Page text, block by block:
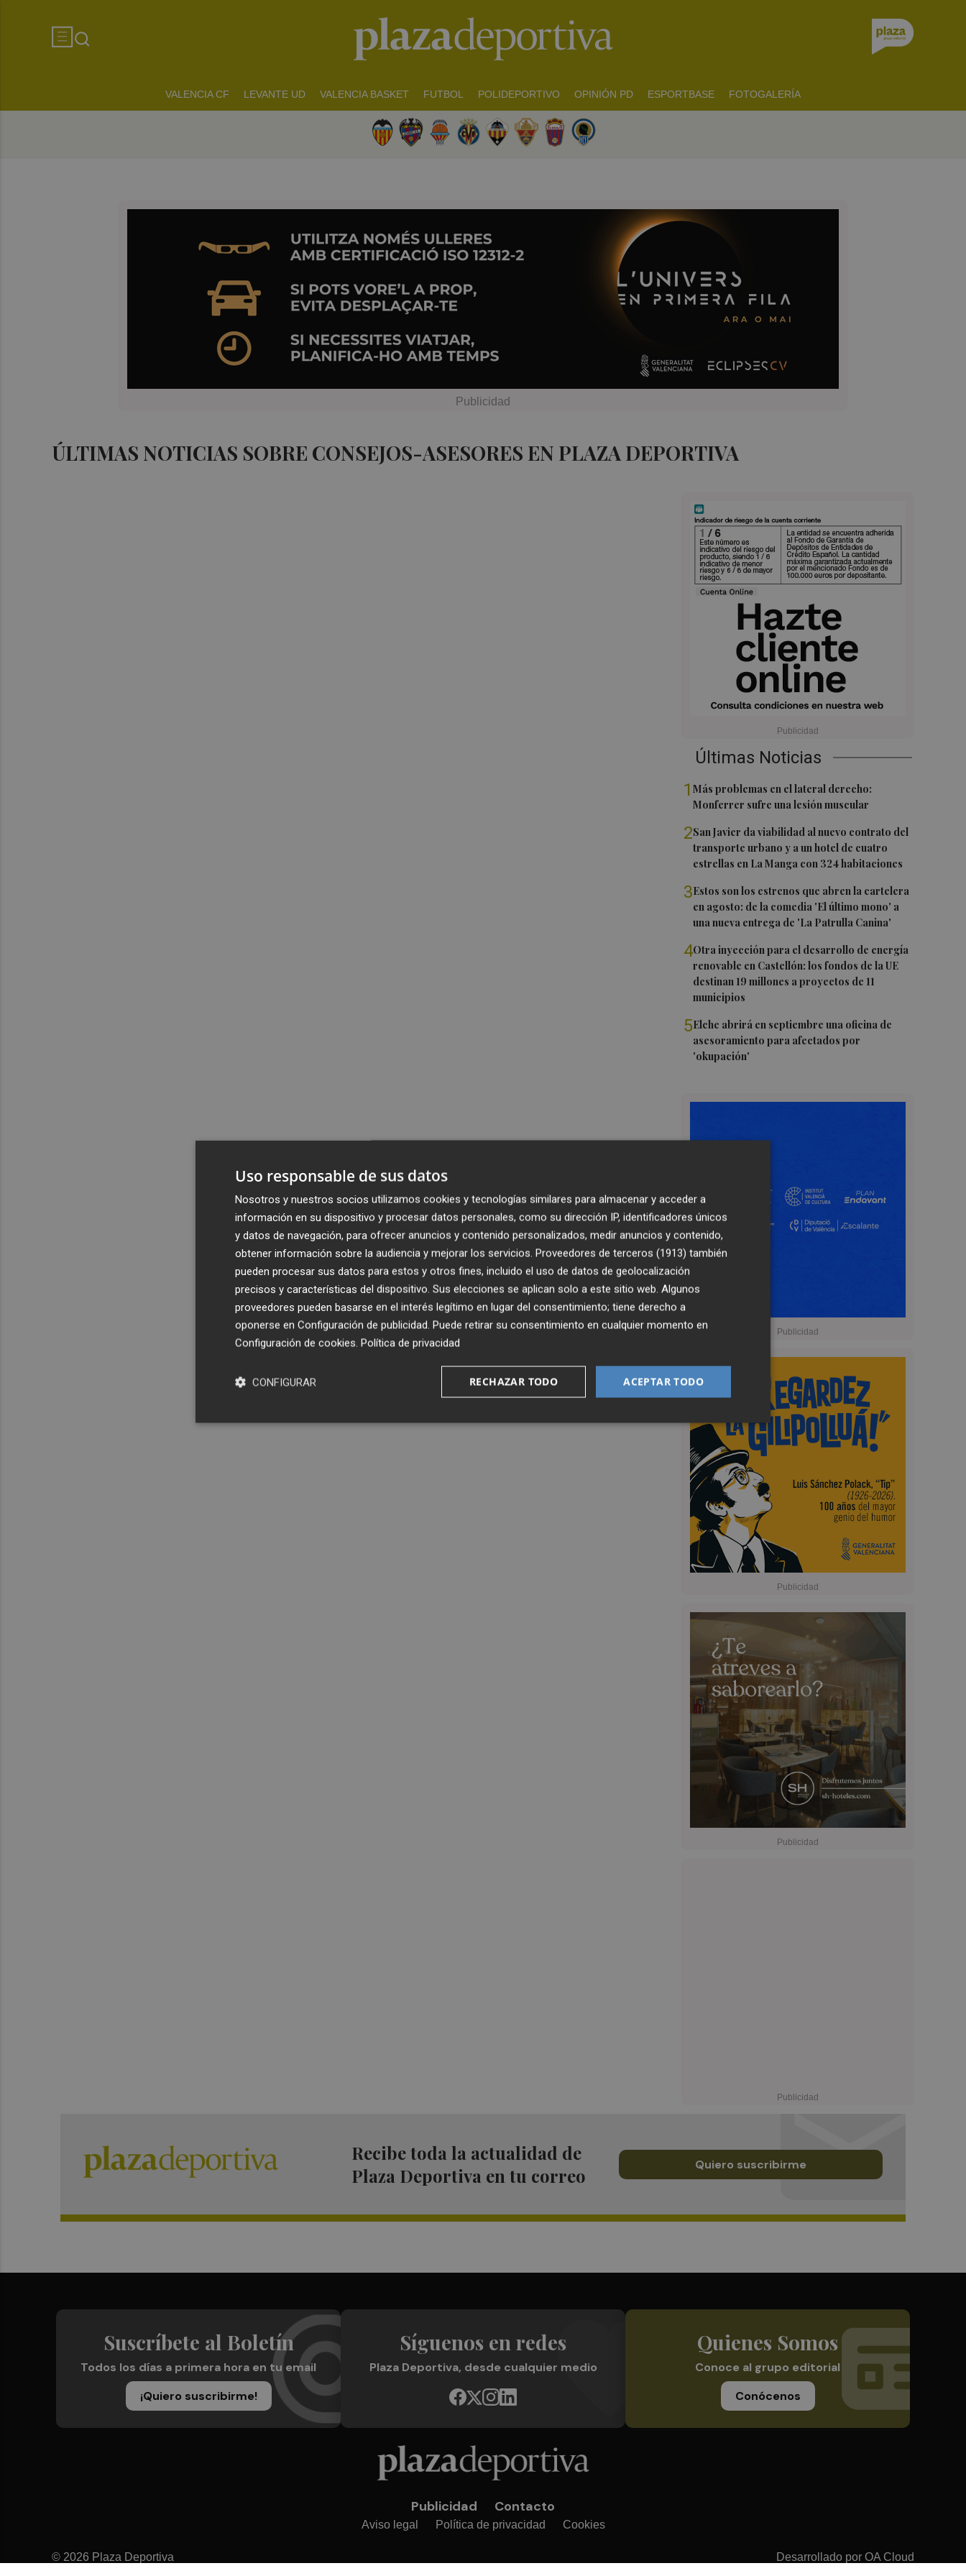
VALENCIA CF LEVANTE UD VALENCIA BASKET FUTBOL POLIDEPORTIVO OPINIÓN PD ESPORTBASE FOTOGALERÍA
ÚLTIMAS NOTICIAS SOBRE CONSEJOS-ASESORES EN PLAZA DEPORTIVA
Últimas Noticias
1Más problemas en el lateral derecho:
Monferrer sufre una lesión muscular
2San Javier da viabilidad al nuevo contrato del
transporte urbano y a un hotel de cuatro
estrellas en La Manga con 324 habitaciones
3Estos son los estrenos que abren la cartelera
en agosto: de la comedia 'El último mono' a
una nueva entrega de 'La Patrulla Canina'
4Otra inyección para el desarrollo de energía
renovable en Castellón: los fondos de la UE
destinan 19 millones a proyectos de 11
municipios
5Elche abrirá en septiembre una oficina de
asesoramiento para afectados por
'okupación'
Recibe toda la actualidad de
Plaza Deportiva en tu correo
Quiero suscribirme
Suscríbete al Boletín
Todos los días a primera hora en tu email
¡Quiero suscribirme!
Síguenos en redes
Plaza Deportiva, desde cualquier medio
Quienes Somos
Conoce al grupo editorial
Conócenos
Publicidad Contacto
Aviso legal Política de privacidad Cookies
© 2026 Plaza Deportiva Desarrollado por OA Cloud
Uso responsable de sus datos
Nosotros y nuestros socios utilizamos cookies y tecnologías similares para almacenar y acceder a
información en su dispositivo y procesar datos personales, como su dirección IP, identificadores únicos
y datos de navegación, para ofrecer anuncios y contenido personalizados, medir anuncios y contenido,
obtener información sobre la audiencia y mejorar los servicios. Proveedores de terceros (1913) también
pueden procesar sus datos para estos y otros fines, incluido el uso de datos de geolocalización
precisos y características del dispositivo. Sus elecciones se aplican solo a este sitio web. Algunos
proveedores pueden basarse en el interés legítimo en lugar del consentimiento; tiene derecho a
oponerse en Configuración de publicidad. Puede retirar su consentimiento en cualquier momento en
Configuración de cookies. Política de privacidad
ACEPTAR TODO
RECHAZAR TODO
CONFIGURAR